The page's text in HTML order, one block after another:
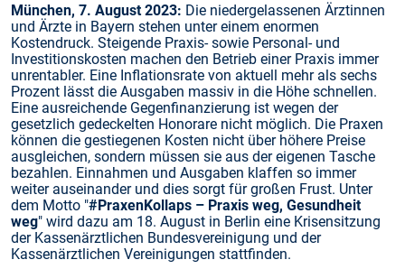
München, 7. August 2023: Die niedergelassenen Ärztinnen
und Ärzte in Bayern stehen unter einem enormen
Kostendruck. Steigende Praxis- sowie Personal- und
Investitionskosten machen den Betrieb einer Praxis immer
unrentabler. Eine Inflationsrate von aktuell mehr als sechs
Prozent lässt die Ausgaben massiv in die Höhe schnellen.
Eine ausreichende Gegenfinanzierung ist wegen der
gesetzlich gedeckelten Honorare nicht möglich. Die Praxen
können die gestiegenen Kosten nicht über höhere Preise
ausgleichen, sondern müssen sie aus der eigenen Tasche
bezahlen. Einnahmen und Ausgaben klaffen so immer
weiter auseinander und dies sorgt für großen Frust. Unter
dem Motto "#PraxenKollaps – Praxis weg, Gesundheit
weg" wird dazu am 18. August in Berlin eine Krisensitzung
der Kassenärztlichen Bundesvereinigung und der
Kassenärztlichen Vereinigungen stattfinden.